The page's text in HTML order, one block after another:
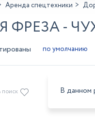
Аренда спецтехники
ФРЕЗА -
поиск В данном